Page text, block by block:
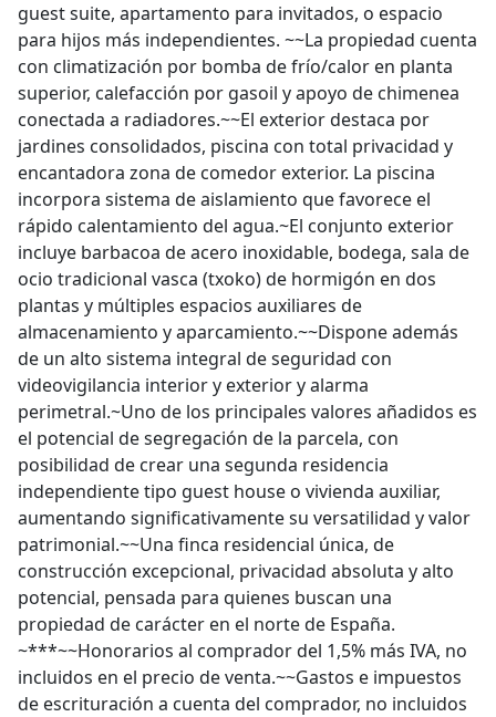
guest suite, apartamento para invitados, o espacio
para hijos más independientes. ~~La propiedad cuenta
con climatización por bomba de frío/calor en planta
superior, calefacción por gasoil y apoyo de chimenea
conectada a radiadores.~~El exterior destaca por
jardines consolidados, piscina con total privacidad y
encantadora zona de comedor exterior. La piscina
incorpora sistema de aislamiento que favorece el
rápido calentamiento del agua.~El conjunto exterior
incluye barbacoa de acero inoxidable, bodega, sala de
ocio tradicional vasca (txoko) de hormigón en dos
plantas y múltiples espacios auxiliares de
almacenamiento y aparcamiento.~~Dispone además
de un alto sistema integral de seguridad con
videovigilancia interior y exterior y alarma
perimetral.~Uno de los principales valores añadidos es
el potencial de segregación de la parcela, con
posibilidad de crear una segunda residencia
independiente tipo guest house o vivienda auxiliar,
aumentando significativamente su versatilidad y valor
patrimonial.~~Una finca residencial única, de
construcción excepcional, privacidad absoluta y alto
potencial, pensada para quienes buscan una
propiedad de carácter en el norte de España.
~***~~Honorarios al comprador del 1,5% más IVA, no
incluidos en el precio de venta.~~Gastos e impuestos
de escrituración a cuenta del comprador, no incluidos